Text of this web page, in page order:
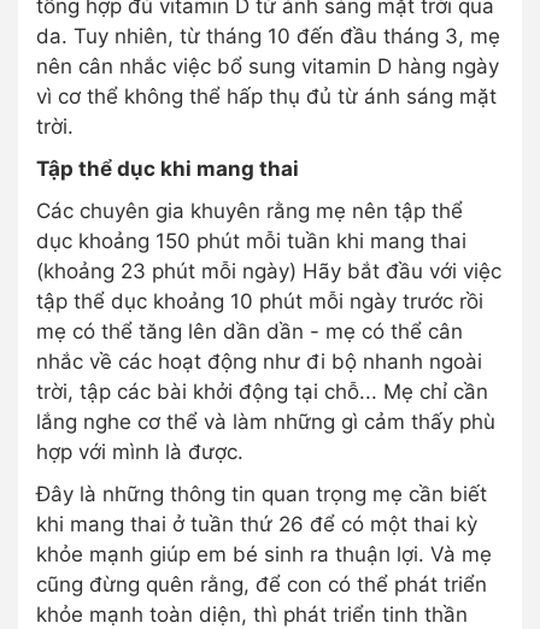
tổng hợp đủ vitamin D từ ánh sáng mặt trời qua
da. Tuy nhiên, từ tháng 10 đến đầu tháng 3, mẹ
nên cân nhắc việc bổ sung vitamin D hàng ngày
vì cơ thể không thể hấp thụ đủ từ ánh sáng mặt
trời.
Tập thể dục khi mang thai
Các chuyên gia khuyên rằng mẹ nên tập thể
dục khoảng 150 phút mỗi tuần khi mang thai
(khoảng 23 phút mỗi ngày) Hãy bắt đầu với việc
tập thể dục khoảng 10 phút mỗi ngày trước rồi
mẹ có thể tăng lên dần dần - mẹ có thể cân
nhắc về các hoạt động như đi bộ nhanh ngoài
trời, tập các bài khởi động tại chỗ... Mẹ chỉ cần
lắng nghe cơ thể và làm những gì cảm thấy phù
hợp với mình là được.
Đây là những thông tin quan trọng mẹ cần biết
khi mang thai ở tuần thứ 26 để có một thai kỳ
khỏe mạnh giúp em bé sinh ra thuận lợi. Và mẹ
cũng đừng quên rằng, để con có thể phát triển
khỏe mạnh toàn diện, thì phát triển tinh thần